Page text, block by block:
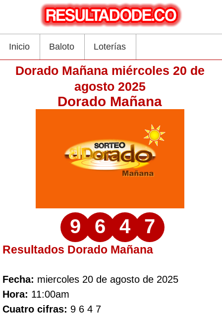
Inicio Baloto Loterías
Dorado Mañana miércoles 20 de
agosto 2025
Dorado Mañana
9 6 4 7
Resultados Dorado Mañana
Fecha: miercoles 20 de agosto de 2025
Hora: 11:00am
Cuatro cifras: 9 6 4 7